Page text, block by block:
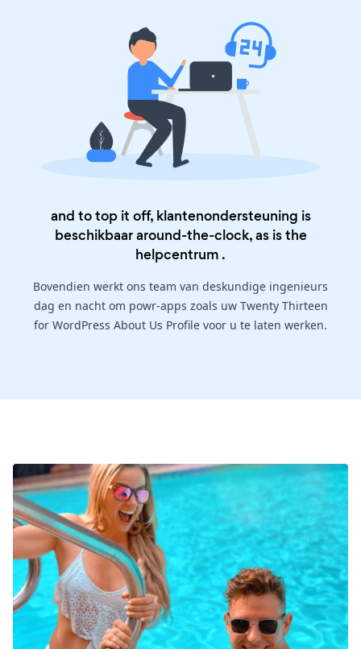
and to top it off, klantenondersteuning is
beschikbaar around-the-clock, as is the
helpcentrum .
Bovendien werkt ons team van deskundige ingenieurs
dag en nacht om powr-apps zoals uw Twenty Thirteen
for WordPress About Us Profile voor u te laten werken.